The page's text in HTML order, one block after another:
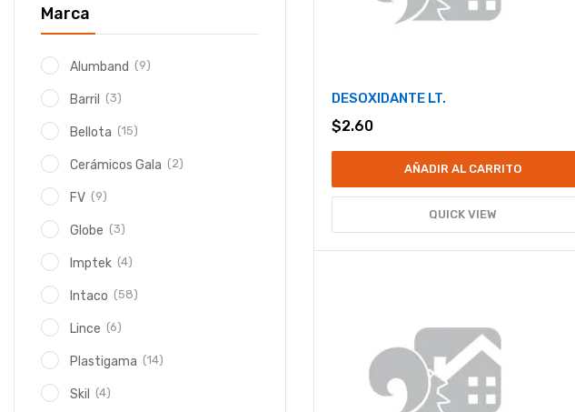
DESOXIDANTE LT.
$2.60
AÑADIR AL CARRITO
QUICK VIEW
Marca
Alumband (9)
Barril (3)
Bellota (15)
Cerámicos Gala (2)
FV (9)
Globe (3)
Imptek (4)
Intaco (58)
Lince (6)
Plastigama (14)
Skil (4)